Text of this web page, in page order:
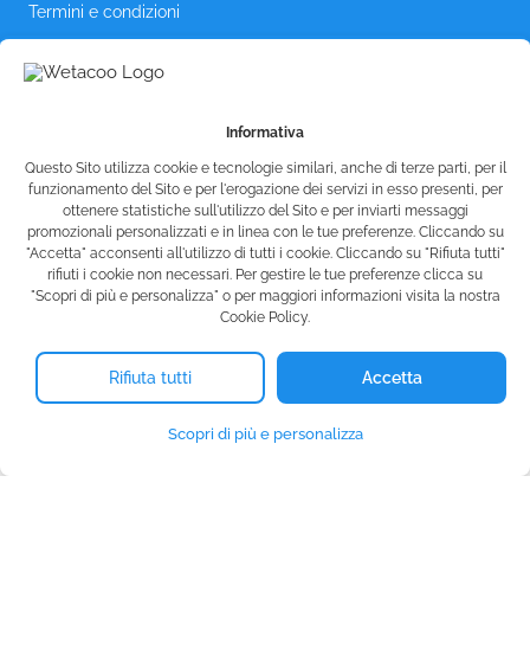
Informativa
Questo Sito utilizza cookie e tecnologie similari, anche di terze parti, per il
funzionamento del Sito e per l'erogazione dei servizi in esso presenti, per
ottenere statistiche sull'utilizzo del Sito e per inviarti messaggi
promozionali personalizzati e in linea con le tue preferenze. Cliccando su
"Accetta" acconsenti all'utilizzo di tutti i cookie. Cliccando su "Rifiuta tutti"
rifiuti i cookie non necessari. Per gestire le tue preferenze clicca su
"Scopri di più e personalizza" o per maggiori informazioni visita la nostra
Cookie Policy.
Rifiuta tutti Accetta
Scopri di più e personalizza
Termini e condizioni
© Wetacoo SRL - P.IVA 15991751007